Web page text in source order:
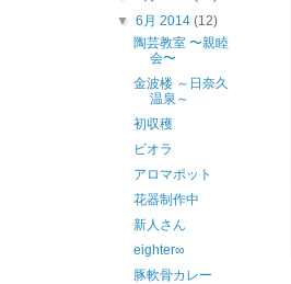
▼6月 2014(12)
陶芸教室 〜親睦
会〜
金波楼 ～日奈久
温泉～
初収穫
ビオラ
アロマポット
花器制作中
新人さん
eighter∞
豚軟骨カレー